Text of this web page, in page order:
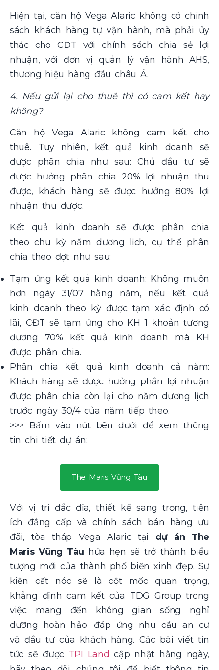
Hiện tại, căn hộ Vega Alaric không có chính
sách khách hàng tự vận hành, mà phải ủy
thác cho CĐT với chính sách chia sẻ lợi
nhuận, với đơn vị quản lý vận hành AHS,
thương hiệu hàng đầu châu Á.
4. Nếu gửi lại cho thuê thì có cam kết hay
không?
Căn hộ Vega Alaric không cam kết cho
thuê. Tuy nhiên, kết quả kinh doanh sẽ
được phân chia như sau: Chủ đầu tư sẽ
được hưởng phân chia 20% lợi nhuận thu
được, khách hàng sẽ được hưởng 80% lợi
nhuận thu được.
Kết quả kinh doanh sẽ được phân chia
theo chu kỳ năm dương lịch, cụ thể phân
chia theo đợt như sau:
Tạm ứng kết quả kinh doanh: Không muộn
hơn ngày 31/07 hằng năm, nếu kết quả
kinh doanh theo kỳ được tạm xác định có
lãi, CĐT sẽ tạm ứng cho KH 1 khoản tương
đương 70% kết quả kinh doanh mà KH
được phân chia.
Phân chia kết quả kinh doanh cả năm:
Khách hàng sẽ được hưởng phần lợi nhuận
được phân chia còn lại cho năm dương lịch
trước ngày 30/4 của năm tiếp theo.
>>> Bấm vào nút bên dưới để xem thông
tin chi tiết dự án:
The Maris Vũng Tàu
Với vị trí đắc địa, thiết kế sang trọng, tiện
ích đẳng cấp và chính sách bán hàng ưu
đãi, tòa tháp Vega Alaric tại dự án The
Maris Vũng Tàu hứa hẹn sẽ trở thành biểu
tượng mới của thành phố biển xinh đẹp. Sự
kiện cất nóc sẽ là cột mốc quan trọng,
khẳng định cam kết của TDG Group trong
việc mang đến không gian sống nghỉ
dưỡng hoàn hảo, đáp ứng nhu cầu an cư
và đầu tư của khách hàng. Các bài viết tin
tức sẽ được TPI Land cập nhật hằng ngày,